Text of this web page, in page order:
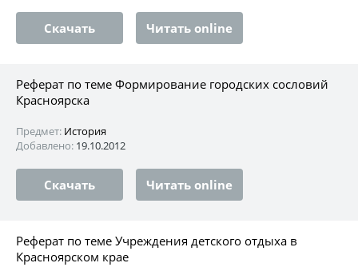
Скачать Читать online
Реферат по теме Формирование городских сословий
Красноярска
Предмет: История
Добавлено: 19.10.2012
Скачать Читать online
Реферат по теме Учреждения детского отдыха в
Красноярском крае